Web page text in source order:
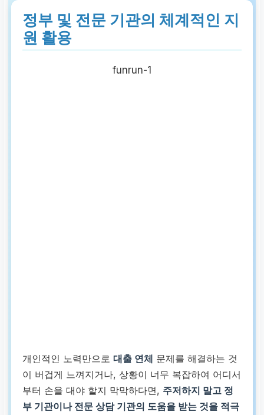
정부 및 전문 기관의 체계적인 지
원 활용
funrun-1
개인적인 노력만으로대출 연체 문제를 해결하는 것
이 버겁게 느껴지거나, 상황이 너무 복잡하여 어디서
부터 손을 대야 할지 막막하다면, 주저하지 말고 정
부 기관이나 전문 상담 기관의 도움을 받는 것을 적극